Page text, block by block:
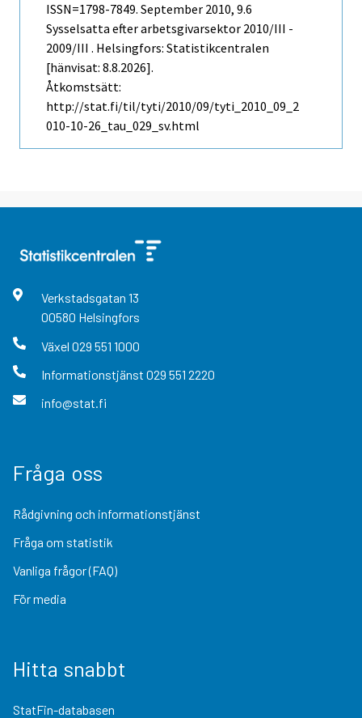
ISSN=1798-7849. September 2010, 9.6
Sysselsatta efter arbetsgivarsektor 2010/III -
2009/III . Helsingfors: Statistikcentralen
[hänvisat: 8.8.2026].
Åtkomstsätt:
http://stat.fi/til/tyti/2010/09/tyti_2010_09_2
010-10-26_tau_029_sv.html
Verkstadsgatan 13
00580 Helsingfors
Växel 029 551 1000
Informationstjänst 029 551 2220
info@stat.fi
Fråga oss
Rådgivning och informationstjänst
Fråga om statistik
Vanliga frågor (FAQ)
För media
Hitta snabbt
StatFin-databasen